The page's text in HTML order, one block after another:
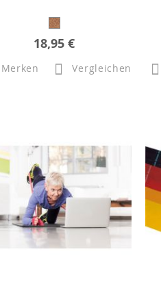
18,95 €
Merken Vergleichen